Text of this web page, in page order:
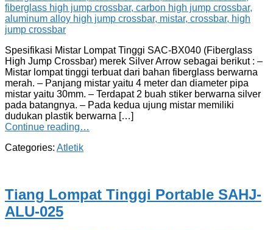
Spesifikasi Mistar Lompat Tinggi SAC-BX040 (Fiberglass
High Jump Crossbar) merek Silver Arrow sebagai berikut : –
Mistar lompat tinggi terbuat dari bahan fiberglass berwarna
merah. – Panjang mistar yaitu 4 meter dan diameter pipa
mistar yaitu 30mm. – Terdapat 2 buah stiker berwarna silver
pada batangnya. – Pada kedua ujung mistar memiliki
dudukan plastik berwarna […]
Continue reading…
Categories: Atletik
Tiang Lompat Tinggi Portable SAHJ-
ALU-025